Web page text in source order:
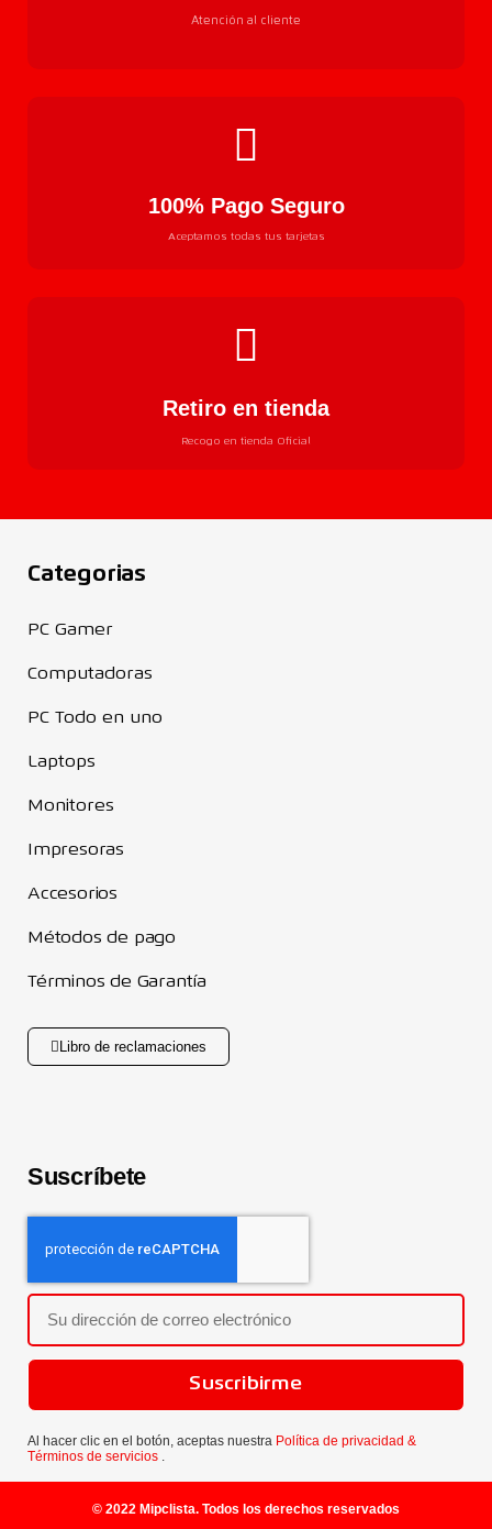
Atención al cliente
100% Pago Seguro
Aceptamos todas tus tarjetas
Retiro en tienda
Recogo en tienda Oficial
Categorias
PC Gamer
Computadoras
PC Todo en uno
Laptops
Monitores
Impresoras
Accesorios
Métodos de pago
Términos de Garantía
Libro de reclamaciones
Suscríbete
Suscribirme
Al hacer clic en el botón, aceptas nuestra Política de privacidad &
Términos de servicios
© 2022 Mipclista. Todos los derechos reservados